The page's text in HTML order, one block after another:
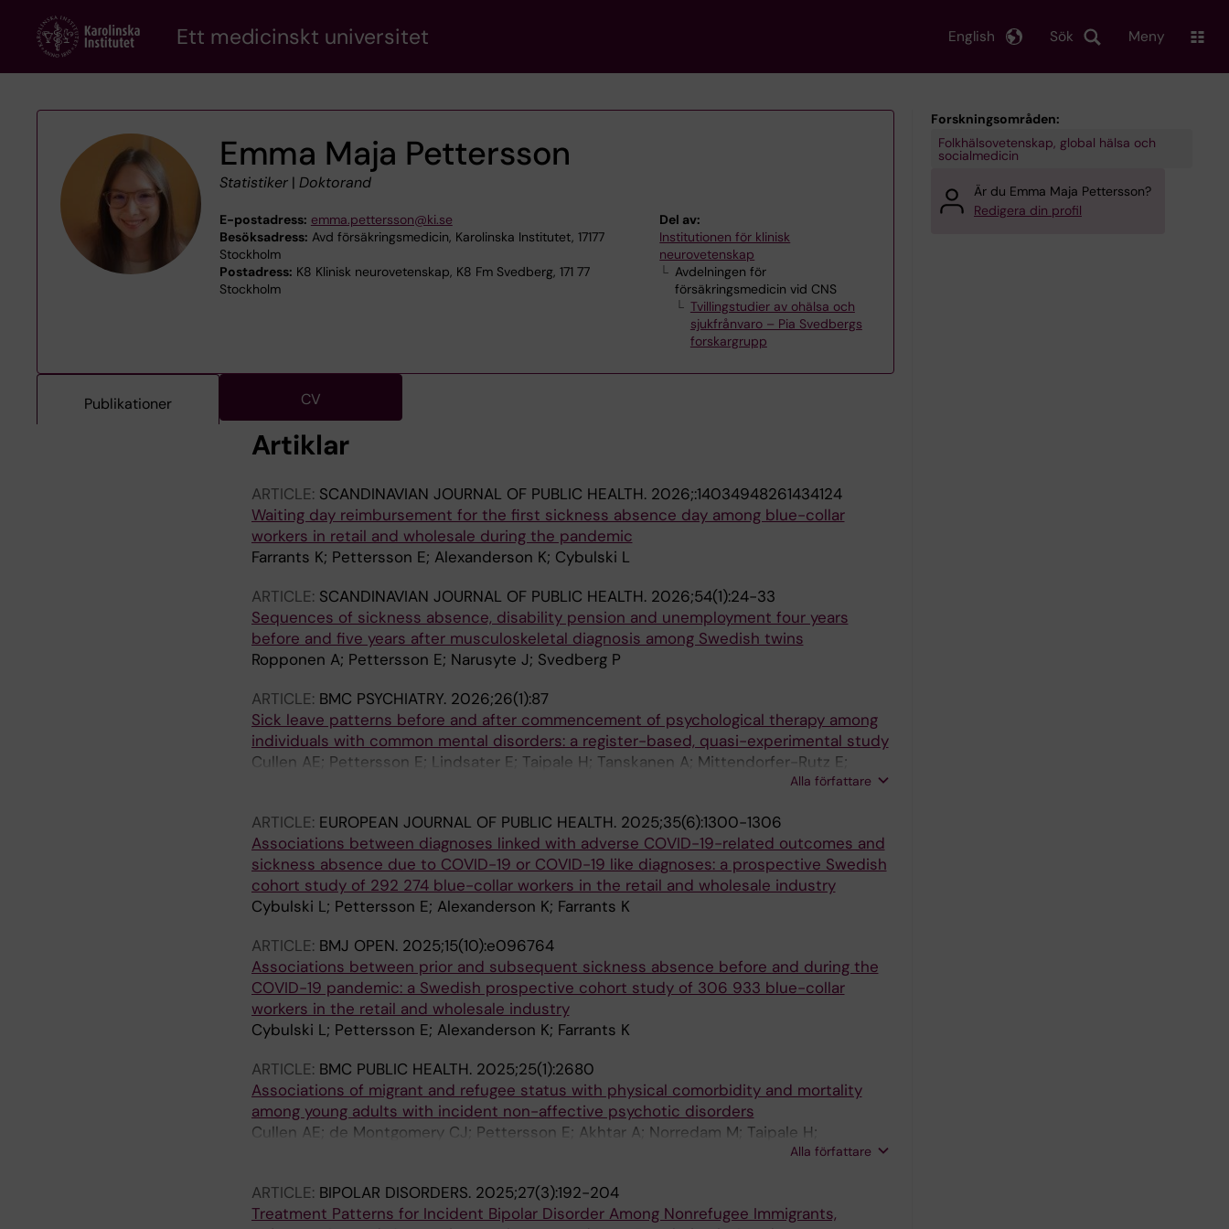
content
Ett medicinskt universitet Sök
English Meny
Emma Maja Pettersson
Statistiker| Doktorand
E-postadress: emma.pettersson@ki.se
Besöksadress: Avd försäkringsmedicin, Karolinska Institutet, 17177
Stockholm
Postadress: K8 Klinisk neurovetenskap, K8 Fm Svedberg, 171 77
Stockholm
Del av:
Institutionen för klinisk
neurovetenskap
Avdelningen för
försäkringsmedicin vid CNS
Tvillingstudier av ohälsa och
sjukfrånvaro – Pia Svedbergs
forskargrupp
Publikationer CV
Artiklar
ARTICLE: SCANDINAVIAN JOURNAL OF PUBLIC HEALTH. 2026;:14034948261434124
Waiting day reimbursement for the first sickness absence day among blue-collar
workers in retail and wholesale during the pandemic
Farrants K; Pettersson E; Alexanderson K; Cybulski L
ARTICLE: SCANDINAVIAN JOURNAL OF PUBLIC HEALTH. 2026;54(1):24-33
Sequences of sickness absence, disability pension and unemployment four years
before and five years after musculoskeletal diagnosis among Swedish twins
Ropponen A; Pettersson E; Narusyte J; Svedberg P
ARTICLE: BMC PSYCHIATRY. 2026;26(1):87
Sick leave patterns before and after commencement of psychological therapy among
individuals with common mental disorders: a register-based, quasi-experimental study
Cullen AE; Pettersson E; Lindsater E; Taipale H; Tanskanen A; Mittendorfer-Rutz E;
Alla författare
ARTICLE: EUROPEAN JOURNAL OF PUBLIC HEALTH. 2025;35(6):1300-1306
Associations between diagnoses linked with adverse COVID-19-related outcomes and
sickness absence due to COVID-19 or COVID-19 like diagnoses: a prospective Swedish
cohort study of 292 274 blue-collar workers in the retail and wholesale industry
Cybulski L; Pettersson E; Alexanderson K; Farrants K
ARTICLE: BMJ OPEN. 2025;15(10):e096764
Associations between prior and subsequent sickness absence before and during the
COVID-19 pandemic: a Swedish prospective cohort study of 306 933 blue-collar
workers in the retail and wholesale industry
Cybulski L; Pettersson E; Alexanderson K; Farrants K
ARTICLE: BMC PUBLIC HEALTH. 2025;25(1):2680
Associations of migrant and refugee status with physical comorbidity and mortality
among young adults with incident non-affective psychotic disorders
Cullen AE; de Montgomery CJ; Pettersson E; Akhtar A; Norredam M; Taipale H;
Alla författare
ARTICLE: BIPOLAR DISORDERS. 2025;27(3):192-204
Treatment Patterns for Incident Bipolar Disorder Among Nonrefugee Immigrants,
Forskningsområden:
Folkhälsovetenskap, global hälsa och
socialmedicin
Är du Emma Maja Pettersson?
Redigera din profil